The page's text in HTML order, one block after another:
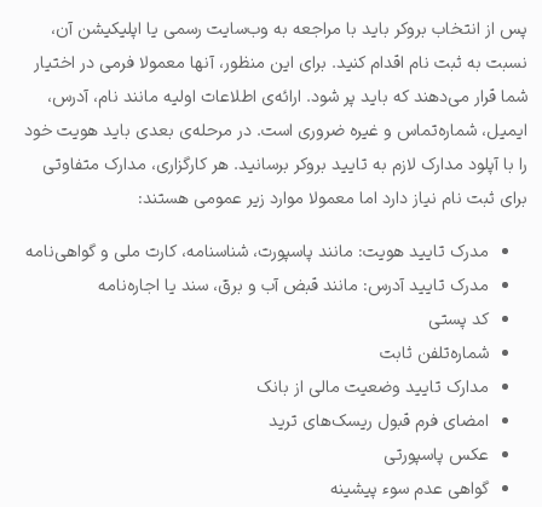
پس از انتخاب بروکر باید با مراجعه به وب‌سایت رسمی یا اپلیکیشن آن،
نسبت به ثبت نام اقدام کنید. برای این منظور، آنها معمولا فرمی در اختیار
شما قرار می‌دهند که باید پر شود. ارائه‌ی اطلاعات اولیه مانند نام، آدرس،‌
ایمیل، شماره‌تماس و غیره ضروری است. در مرحله‌ی بعدی باید هویت خود
را با آپلود مدارک لازم به تایید بروکر برسانید. هر کارگزاری، مدارک متفاوتی
برای ثبت نام نیاز دارد اما معمولا موارد زیر عمومی هستند:
مدرک تایید هویت: مانند پاسپورت، شناسنامه، کارت ملی و گواهی‌نامه
مدرک تایید آدرس: مانند قبض آب و برق، سند یا اجاره‌نامه
کد پستی
شماره‌تلفن ثابت
مدارک تایید وضعیت مالی از بانک
امضای فرم قبول ریسک‌های ترید
عکس پاسپورتی
گواهی عدم سوء پیشینه